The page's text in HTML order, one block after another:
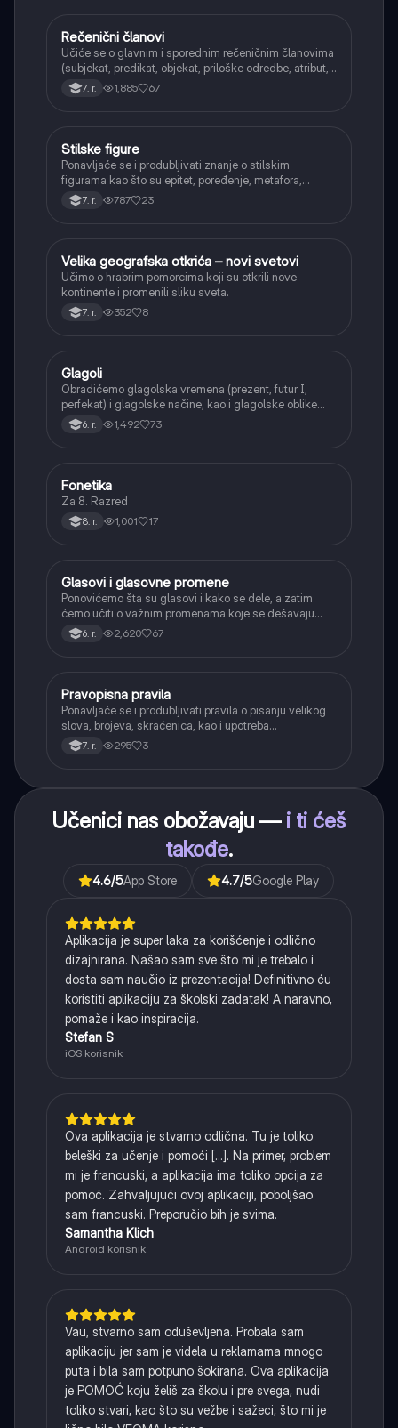
Srpski jezik
Rečenični članovi
Učiće se o glavnim i sporednim rečeničnim članovima
(subjekat, predikat, objekat, priloške odredbe, atribut,
apozicija) i njihovoj funkciji.
7. r. 1,885 67
Srpski jezik
Stilske figure
Ponavljaće se i produbljivati znanje o stilskim
figurama kao što su epitet, poređenje, metafora,
personifikacija, hiperbola, onomatopeja, aliteracija i
asonanca, razumevajući njihovu ulogu u tekstu.
7. r. 787 23
Istorija
Velika geografska otkrića – novi svetovi
Učimo o hrabrim pomorcima koji su otkrili nove
kontinente i promenili sliku sveta.
7. r. 352 8
Srpski jezik
Glagoli
Obradićemo glagolska vremena (prezent, futur I,
perfekat) i glagolske načine, kao i glagolske oblike
(infinitiv, glagolski pridevi i prilozi) i glagolski vid
(svršeni i nesvršeni).
6. r. 1,492 73
Srpski jezik
Fonetika
Za 8. Razred
8. r. 1,001 17
Srpski jezik
Glasovi i glasovne promene
Ponovićemo šta su glasovi i kako se dele, a zatim
ćemo učiti o važnim promenama koje se dešavaju
kada se glasovi nađu jedan pored drugog u rečima
(npr. jednačenje suglasnika po zvučnosti i mestu
6. r. 2,620 67
Srpski jezik
Pravopisna pravila
Ponavljaće se i produbljivati pravila o pisanju velikog
slova, brojeva, skraćenica, kao i upotreba
interpunkcije, sa posebnim fokusom na zarez u
složenoj rečenici.
7. r. 295 3
Učenici nas obožavaju — i ti ćeš
takođe.
4.6/5App Store 4.7/5Google Play
Aplikacija je super laka za korišćenje i odlično
dizajnirana. Našao sam sve što mi je trebalo i
dosta sam naučio iz prezentacija! Definitivno ću
koristiti aplikaciju za školski zadatak! A naravno,
pomaže i kao inspiracija.
Stefan S
iOS korisnik
Ova aplikacija je stvarno odlična. Tu je toliko
beleški za učenje i pomoći [...]. Na primer, problem
mi je francuski, a aplikacija ima toliko opcija za
pomoć. Zahvaljujući ovoj aplikaciji, poboljšao
sam francuski. Preporučio bih je svima.
Samantha Klich
Android korisnik
Vau, stvarno sam oduševljena. Probala sam
aplikaciju jer sam je videla u reklamama mnogo
puta i bila sam potpuno šokirana. Ova aplikacija
je POMOĆ koju želiš za školu i pre svega, nudi
toliko stvari, kao što su vežbe i sažeci, što mi je